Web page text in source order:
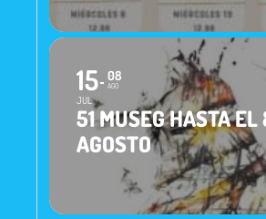
15
JUL
08
AGO
51 MUSEG HASTA EL
AGOSTO